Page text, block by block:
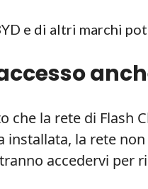
e di altri marchi
che la rete di Flash
installata, la rete
accedervi per